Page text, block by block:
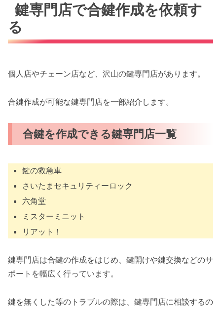
鍵専門店で合鍵作成を依頼す
る
個人店やチェーン店など、沢山の鍵専門店があります。
合鍵作成が可能な鍵専門店を一部紹介します。
合鍵を作成できる鍵専門店一覧
鍵の救急車
さいたまセキュリティーロック
六角堂
ミスターミニット
リアット！
鍵専門店は合鍵の作成をはじめ、鍵開けや鍵交換などのサ
ポートを幅広く行っています。
鍵を無くした等のトラブルの際は、鍵専門店に相談するの